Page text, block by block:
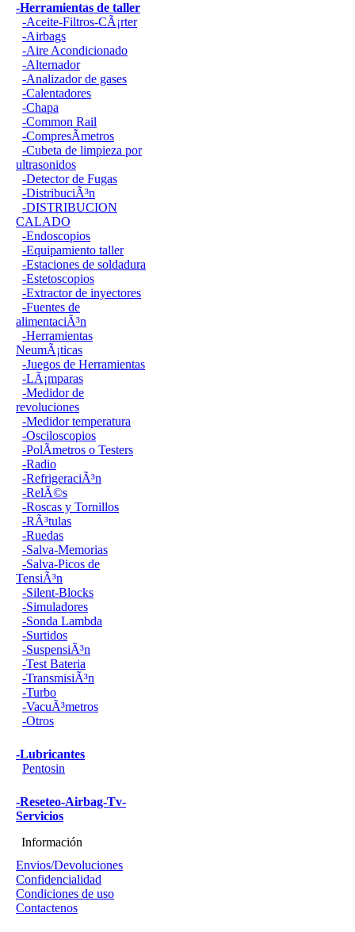
-Herramientas de taller
-Aceite-Filtros-CÃ¡rter
-Airbags
-Aire Acondicionado
-Alternador
-Analizador de gases
-Calentadores
-Chapa
-Common Rail
-CompresÃ­metros
-Cubeta de limpieza por
ultrasonidos
-Detector de Fugas
-DistribuciÃ³n
-DISTRIBUCION
CALADO
-Endoscopios
-Equipamiento taller
-Estaciones de soldadura
-Estetoscopios
-Extractor de inyectores
-Fuentes de
alimentaciÃ³n
-Herramientas
NeumÃ¡ticas
-Juegos de Herramientas
-LÃ¡mparas
-Medidor de
revoluciones
-Medidor temperatura
-Osciloscopios
-PolÃ­metros o Testers
-Radio
-RefrigeraciÃ³n
-RelÃ©s
-Roscas y Tornillos
-RÃ³tulas
-Ruedas
-Salva-Memorias
-Salva-Picos de
TensiÃ³n
-Silent-Blocks
-Simuladores
-Sonda Lambda
-Surtidos
-SuspensiÃ³n
-Test Bateria
-TransmisiÃ³n
-Turbo
-VacuÃ³metros
-Otros
-Lubricantes
Pentosin
-Reseteo-Airbag-Tv-
Servicios
Información
Envios/Devoluciones
Confidencialidad
Condiciones de uso
Contactenos